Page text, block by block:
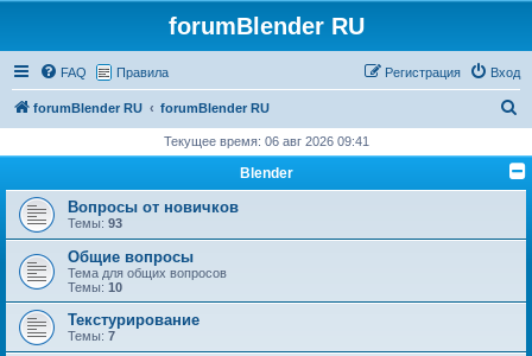
forumBlender RU
FAQ Правила Вход
Регистрация
forumBlender RU forumBlender RU
и
с
Текущее время: 06 авг 2026 09:41
Blender
Вопросы от новичков
Темы: 93
Общие вопросы
Тема для общих вопросов
Темы: 10
Текстурирование
Темы: 7